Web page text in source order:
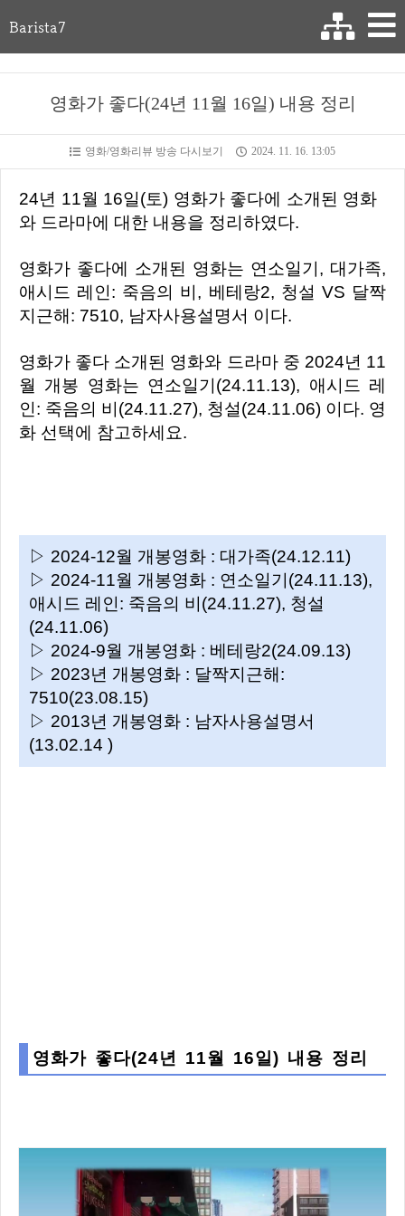
Barista7
영화가 좋다(24년 11월 16일) 내용 정리
영화/영화리뷰 방송 다시보기 2024. 11. 16. 13:05
24년 11월 16일(토) 영화가 좋다에 소개된 영화
와 드라마에 대한 내용을 정리하였다.
영화가 좋다에 소개된 영화는 연소일기, 대가족,
애시드 레인: 죽음의 비, 베테랑2, 청설 VS 달짝
지근해: 7510, 남자사용설명서 이다.
영화가 좋다 소개된 영화와 드라마 중 2024년 11
월 개봉 영화는 연소일기(24.11.13), 애시드 레
인: 죽음의 비(24.11.27), 청설(24.11.06) 이다. 영
화 선택에 참고하세요.
▷ 2024-12월 개봉영화 : 대가족(24.12.11)
▷ 2024-11월 개봉영화 : 연소일기(24.11.13),
애시드 레인: 죽음의 비(24.11.27), 청설
(24.11.06)
▷ 2024-9월 개봉영화 : 베테랑2(24.09.13)
▷ 2023년 개봉영화 : 달짝지근해:
7510(23.08.15)
▷ 2013년 개봉영화 : 남자사용설명서
(13.02.14 )
영화가 좋다(24년 11월 16일) 내용 정리